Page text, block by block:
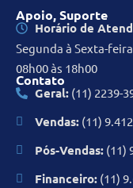
Apoio, Suporte
Horário de
Segunda à Sexta-feira
08h00 às 18h00
Contato
Geral:(11) 2239-
Vendas:(11)
Pós-Vendas:(11)
Financeiro:(11)